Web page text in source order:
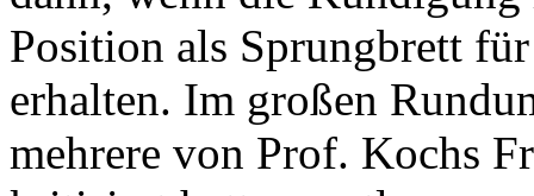
Position als Sprungbrett
erhalten. Im großen
mehrere von Prof. Kochs